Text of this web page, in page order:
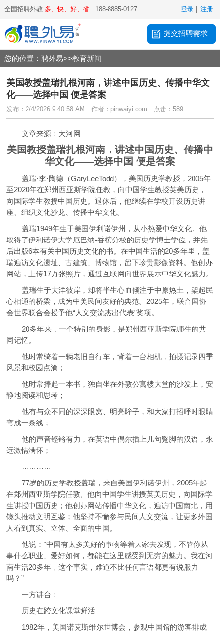
全国招聘外教 多、快、好、省188-8885-0127 登录 注册
提交招聘需求
您的位置： 聘外易>>教育新闻
美国教授盖瑞扎根河南，讲述中国历史、传播中华文
化——选择中国 便是答案
发布：2/4/2026 9:40:58 AM 作者：pinwaiyi.com 点击：589
文章来源：大河网
美国教授盖瑞扎根河南，讲述中国历史、传播中
华文化——选择中国 便是答案
盖瑞·李·陶德（GaryLeeTodd），美国历史学教授，2005年
至2020年在郑州西亚斯学院任教，向中国学生教授英美历史，
向国际学生教授中国历史。退休后，他继续在学校开设历史讲
座、组织文化沙龙、传播中华文化。
盖瑞1949年生于美国伊利诺伊州，从小热爱中华文化。他
取得了伊利诺伊大学厄巴纳-香槟分校的历史学博士学位，并先
后出版6本有关中国历史文化的书。在中国生活的20多年里，盖
瑞遍访文化遗址、古建筑、博物馆，留下珍贵影像资料。他创办
网站，上传17万张照片，通过互联网向世界展示中华文化魅力。
盖瑞生于大洋彼岸，却将半生心血倾注于中原热土，架起民
心相通的桥梁，成为中美民间友好的典范。2025年，联合国协
会世界联合会授予他“人文交流杰出代表”奖项。
20多年来，一个特别的身影，是郑州西亚斯学院师生的共
同记忆。
他时常骑着一辆老旧自行车，背着一台相机，拍摄记录四季
风景和校园点滴；
他时常捧起一本书，独自坐在外教公寓楼大堂的沙发上，安
静地阅读和思考；
他有与众不同的深深眼窝、明亮眸子，和大家打招呼时眼睛
弯成一条线；
他的声音铿锵有力，在英语中偶尔插上几句蹩脚的汉语，永
远激情满怀；
…………
77岁的历史学教授盖瑞，来自美国伊利诺伊州，2005年起
在郑州西亚斯学院任教。他向中国学生讲授英美历史，向国际学
生讲授中国历史；他创办网站传播中华文化，遍访中国南北，用
镜头推动文明互鉴；他坚持不懈参与民间人文交流，让更多外国
人看到真实、立体、全面的中国。
他说：“中国有太多美好的事物等着大家去发现，不管你从
事什么职业、爱好如何，都能在这里感受到无穷的魅力。我在河
南生活20多年，这个事实，难道不比任何言语都更有说服力
吗？”
一方讲台：
历史在跨文化课堂鲜活
1982年，美国诺克斯维尔世博会，参观中国馆的游客排成